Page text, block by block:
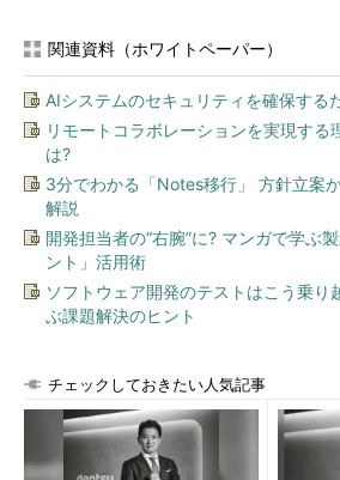
関連資料（ホワイトペーパー）
AIシステムのセキュリティを確保する
リモートコラボレーションを実現する
は?
3分でわかる「Notes移行」 方針立案
解説
開発担当者の“右腕”に? マンガで学ぶ
ント」活用術
ソフトウェア開発のテストはこう乗り
ぶ課題解決のヒント
チェックしておきたい人気記事